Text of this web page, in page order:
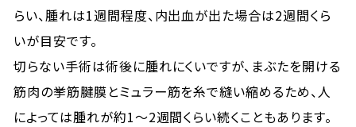
らい、腫れは1週間程度、内出血が出た場合は2週間くら
いが目安です。
切らない手術は術後に腫れにくいですが、まぶたを開ける
筋肉の挙筋腱膜とミュラー筋を糸で縫い縮めるため、人
によっては腫れが約1〜2週間くらい続くこともあります。